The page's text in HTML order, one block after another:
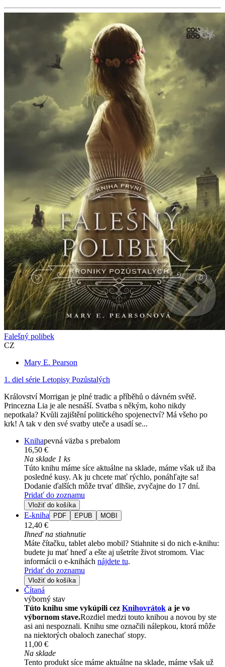
Falešný polibek
CZ
Mary E. Pearson
1. diel série Letopisy Pozůstalých
Království Morrigan je plné tradic a příběhů o dávném světě.
Princezna Lia je ale nesnáší. Svatba s někým, koho nikdy
nepotkala? Kvůli zajištění politického spojenectví? Má všeho po
krk! A tak v den své svatby uteče a usadí se...
Knihapevná väzba s prebalom
16,50 €
Na sklade 1 ks
Túto knihu máme síce aktuálne na sklade, máme však už iba
posledné kusy. Ak ju chcete mať rýchlo, ponáhľajte sa!
Dodanie ďalších môže trvať dlhšie, zvyčajne do 17 dní.
Pridať do zoznamu
Vložiť do košíka
E-kniha PDF EPUB MOBI
12,40 €
Ihneď na stiahnutie
Máte čítačku, tablet alebo mobil? Stiahnite si do nich e-knihu:
budete ju mať hneď a ešte aj ušetríte život stromom. Viac
informácii o e-knihách nájdete tu.
Pridať do zoznamu
Vložiť do košíka
Čítaná
výborný stav
Túto knihu sme vykúpili cez Knihovrátok a je vo
výbornom stave.Rozdiel medzi touto knihou a novou by ste
asi ani nespoznali. Knihu sme označili nálepkou, ktorá môže
na niektorých obaloch zanechať stopy.
11,00 €
Na sklade
Tento produkt síce máme aktuálne na sklade, máme však už